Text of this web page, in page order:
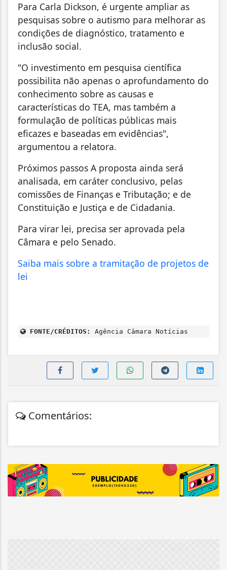
Para Carla Dickson, é urgente ampliar as
pesquisas sobre o autismo para melhorar as
condições de diagnóstico, tratamento e
inclusão social.
"O investimento em pesquisa científica
possibilita não apenas o aprofundamento do
conhecimento sobre as causas e
características do TEA, mas também a
formulação de políticas públicas mais
eficazes e baseadas em evidências",
argumentou a relatora.
Próximos passos A proposta ainda será
analisada, em caráter conclusivo, pelas
comissões de Finanças e Tributação; e de
Constituição e Justiça e de Cidadania.
Para virar lei, precisa ser aprovada pela
Câmara e pelo Senado.
Saiba mais sobre a tramitação de projetos de
lei
FONTE/CRÉDITOS: Agência Câmara Notícias
Comentários: